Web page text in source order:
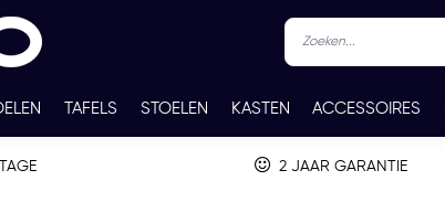
TAFELS STOELEN KASTEN ACCESSOIRES
WERKBLADKLEUREN CONTACT
2 JAAR GARANTIE